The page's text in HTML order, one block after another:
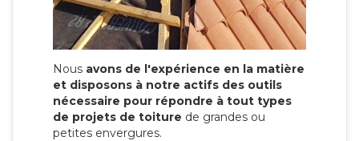
Nous avons de l'expérience en la matière
et disposons à notre actifs des outils
nécessaire pour répondre à tout types
de projets de toiture de grandes ou
petites envergures.